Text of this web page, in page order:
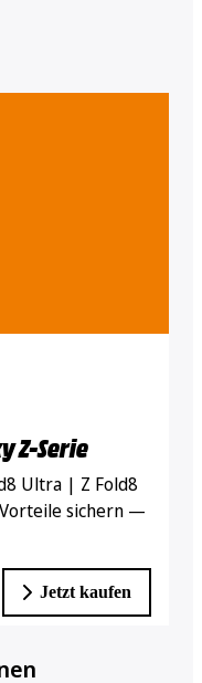
Z-Serie
Ultra | Z Fold8
sichern —
Jetzt kaufen